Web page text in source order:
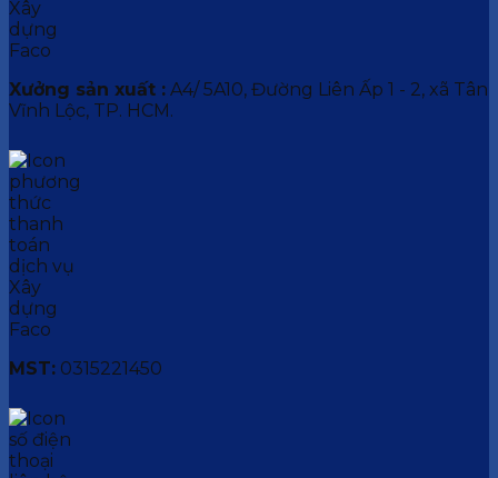
Xưởng sản xuất : A4/ 5A10, Đường Liên Ấp 1 - 2, xã Tân
Vĩnh Lộc, TP. HCM.
MST: 0315221450